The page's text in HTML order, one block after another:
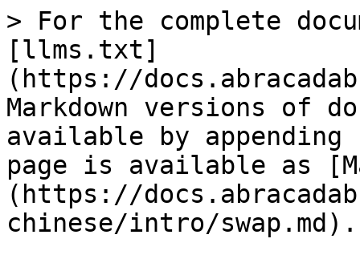
> For the complete
[llms.txt]
(https://
Markdown versions of
available by
page is available as
(https://
chinese/intro/swap.md).